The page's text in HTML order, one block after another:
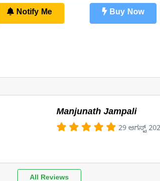
Notify Me Buy Now
Manjunath Jampali
29 ಆಗಸ್ಟ್
All Reviews